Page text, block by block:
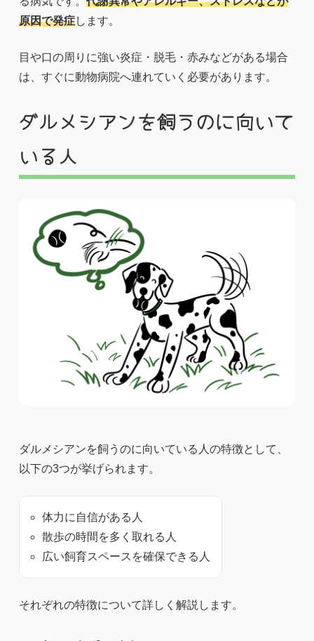
原因で発症します。
目や口の周りに強い炎症・脱毛・赤みなどがある場合
は、すぐに動物病院へ連れていく必要があります。
ダルメシアンを飼うのに向いて
いる人
ダルメシアンを飼うのに向いている人の特徴として、
以下の3つが挙げられます。
体力に自信がある人
散歩の時間を多く取れる人
広い飼育スペースを確保できる人
それぞれの特徴について詳しく解説します。